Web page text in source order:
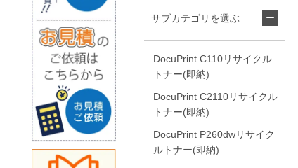
サブカテゴリを選ぶ
DocuPrint C110リサイクル
トナー(即納)
DocuPrint C2110リサイクル
トナー(即納)
DocuPrint P260dwリサイク
ルトナー(即納)